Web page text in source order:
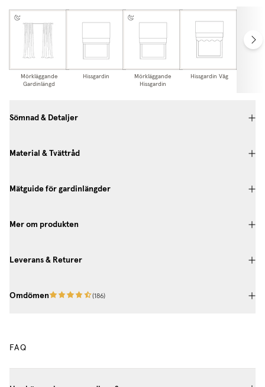
Mörkläggande
Gardinlängd
Hissgardin
Mörkläggande
Hissgardin
Hissgardin Våg
Sömnad & Detaljer
Material & Tvättråd
Mätguide för gardinlängder
Mer om produkten
Leverans & Returer
Omdömen (186)
FAQ